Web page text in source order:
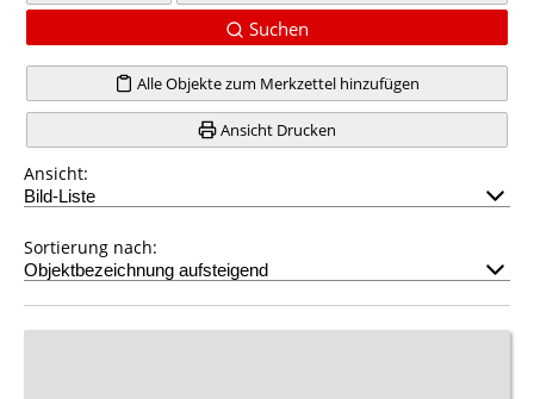
Suchen
Alle Objekte zum Merkzettel hinzufügen
Ansicht Drucken
Ansicht:
Sortierung nach: